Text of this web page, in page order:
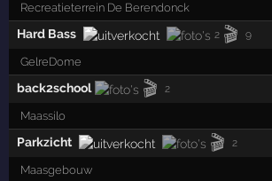
Recreatieterrein De Berendonck
Hard Bass 2 🎬 9
GelreDome
back2school 🎬 2
Maassilo
Parkzicht 🎬 2
Maasgebouw